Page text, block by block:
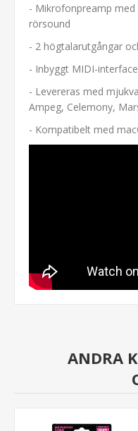
- Mikrofonpreamp
rörsound
- 2 högtalarutgångar
- Inbyggt MIDI-interface
- Levereras med
Ampeg, Celemony,
- Kompatibelt med
ANDRA